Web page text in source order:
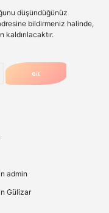
düşündüğünüz
bildirmeniz halinde,
admin
Gülizar